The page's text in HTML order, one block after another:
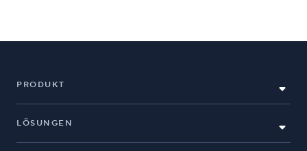
PRODUKT
LÖSUNGEN